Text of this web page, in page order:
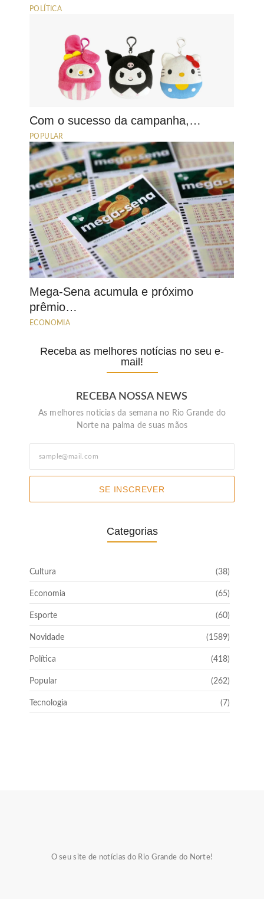
POLÍTICA
Com o sucesso da campanha,…
POPULAR
Mega-Sena acumula e próximo
prêmio…
ECONOMIA
Receba as melhores notícias no seu e-
mail!
RECEBA NOSSA NEWS
As melhores noticias da semana no Rio Grande do
Norte na palma de suas mãos
SE INSCREVER
Categorias
Cultura (38)
Economia (65)
Esporte (60)
Novidade (1589)
Política (418)
Popular (262)
Tecnologia (7)
O seu site de notícias do Rio Grande do Norte!